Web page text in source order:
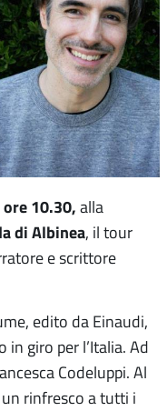
10.30, alla
di Albinea, il tour
e scrittore
edito da Einaudi,
in giro per l’Italia. Ad
Codeluppi. Al
rinfresco a tutti i